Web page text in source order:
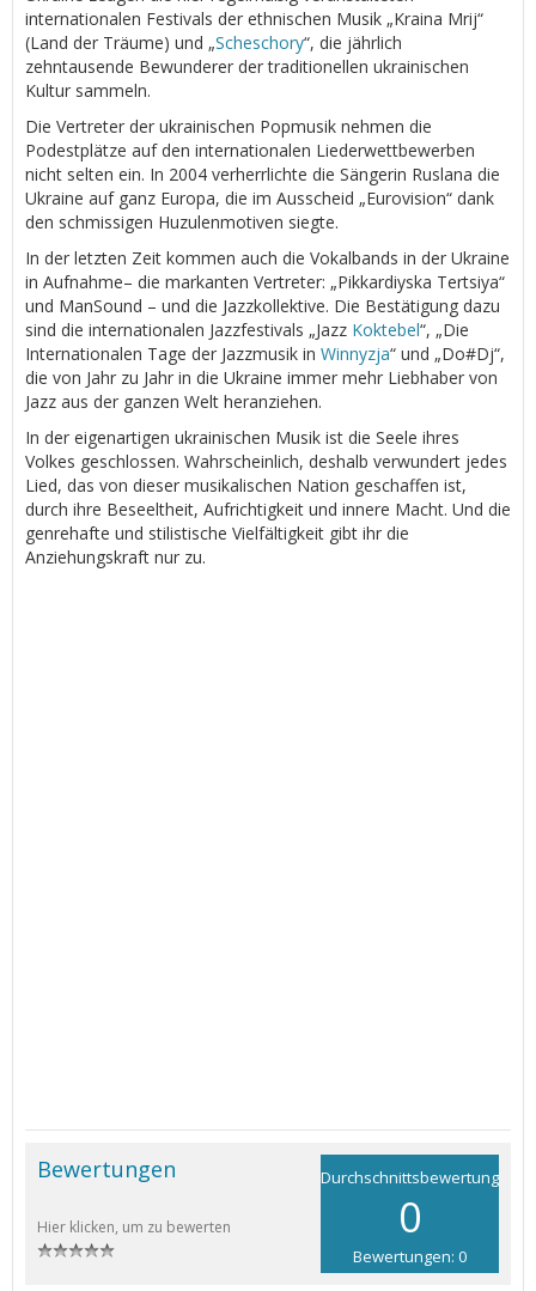
internationalen Festivals der ethnischen Musik „Kraina Mrij“
(Land der Träume) und „Scheschory“, die jährlich
zehntausende Bewunderer der traditionellen ukrainischen
Kultur sammeln.
Die Vertreter der ukrainischen Popmusik nehmen die
Podestplätze auf den internationalen Liederwettbewerben
nicht selten ein. In 2004 verherrlichte die Sängerin Ruslana die
Ukraine auf ganz Europa, die im Ausscheid „Eurovision“ dank
den schmissigen Huzulenmotiven siegte.
In der letzten Zeit kommen auch die Vokalbands in der Ukraine
in Aufnahme– die markanten Vertreter: „Pikkardiyska Tertsiya“
und ManSound – und die Jazzkollektive. Die Bestätigung dazu
sind die internationalen Jazzfestivals „Jazz Koktebel“, „Die
Internationalen Tage der Jazzmusik in Winnyzja“ und „Do#Dj“,
die von Jahr zu Jahr in die Ukraine immer mehr Liebhaber von
Jazz aus der ganzen Welt heranziehen.
In der eigenartigen ukrainischen Musik ist die Seele ihres
Volkes geschlossen. Wahrscheinlich, deshalb verwundert jedes
Lied, das von dieser musikalischen Nation geschaffen ist,
durch ihre Beseeltheit, Aufrichtigkeit und innere Macht. Und die
genrehafte und stilistische Vielfältigkeit gibt ihr die
Anziehungskraft nur zu.
Durchschnittsbewertung
0
Bewertungen: 0
Bewertungen
Hier klicken, um zu bewerten